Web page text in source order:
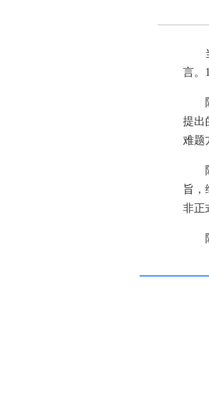
言。
提出
难题
旨，
非正